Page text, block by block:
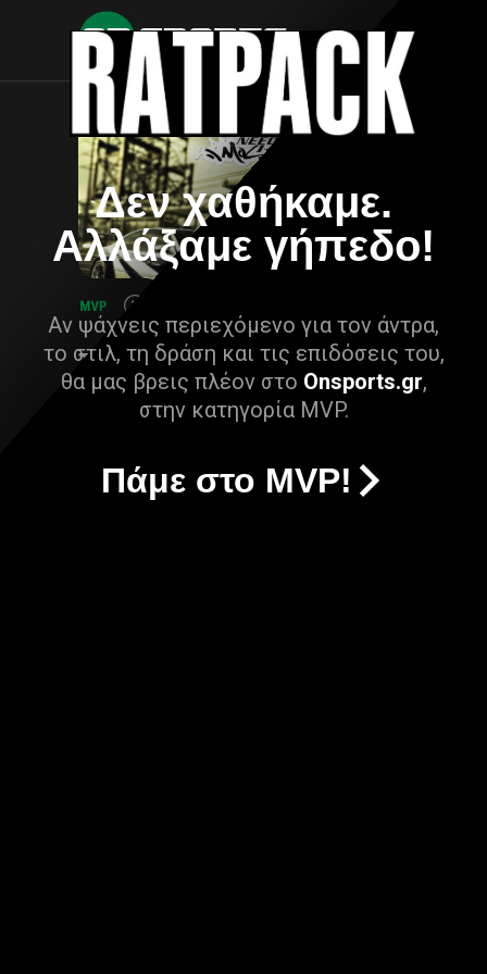
Δεν χαθήκαμε.
Αλλάξαμε γήπεδο!
Αν ψάχνεις περιεχόμενο για τον άντρα,
το στιλ, τη δράση και τις επιδόσεις του,
θα μας βρεις πλέον στο Onsports.gr,
στην κατηγορία MVP.
Πάμε στο MVP!